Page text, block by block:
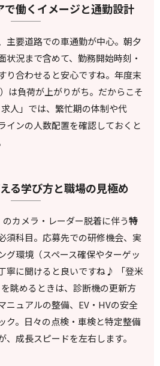
で働くイメージと通勤設計
主要道路での車通勤が中心。朝夕
状況まで含めて、勤務開始時刻・
り合わせると安心ですね。年度末
）は負荷が上がりがち。だからこそ
求人」では、繁忙期の体制や代
インの人数配置を確認しておくと
る学び方と職場の見極め
カメラ・レーダー脱着に伴う特
須科目。応募先での研修機会、実
グ環境（スペース確保やターゲッ
寧に聞けると良いですね♪ 「登米
眺めるときは、診断機の更新方
ニュアルの整備、EV・HVの安全
ク。日々の点検・車検と特定整備
成長スピードを左右します。